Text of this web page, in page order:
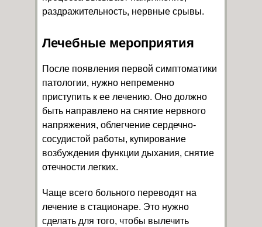
раздражительность, нервные срывы.
Лечебные мероприятия
После появления первой симптоматики
патологии, нужно непременно
приступить к ее лечению. Оно должно
быть направлено на снятие нервного
напряжения, облегчение сердечно-
сосудистой работы, купирование
возбуждения функции дыхания, снятие
отечности легких.
Чаще всего больного переводят на
лечение в стационаре. Это нужно
сделать для того, чтобы вылечить